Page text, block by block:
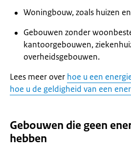
Woningbouw, zoals huizen
Gebouwen zonder
kantoorgebouwen,
overheidsgebouwen.
Lees meer over hoe u een
hoe u de geldigheid van een
Gebouwen die geen
hebben